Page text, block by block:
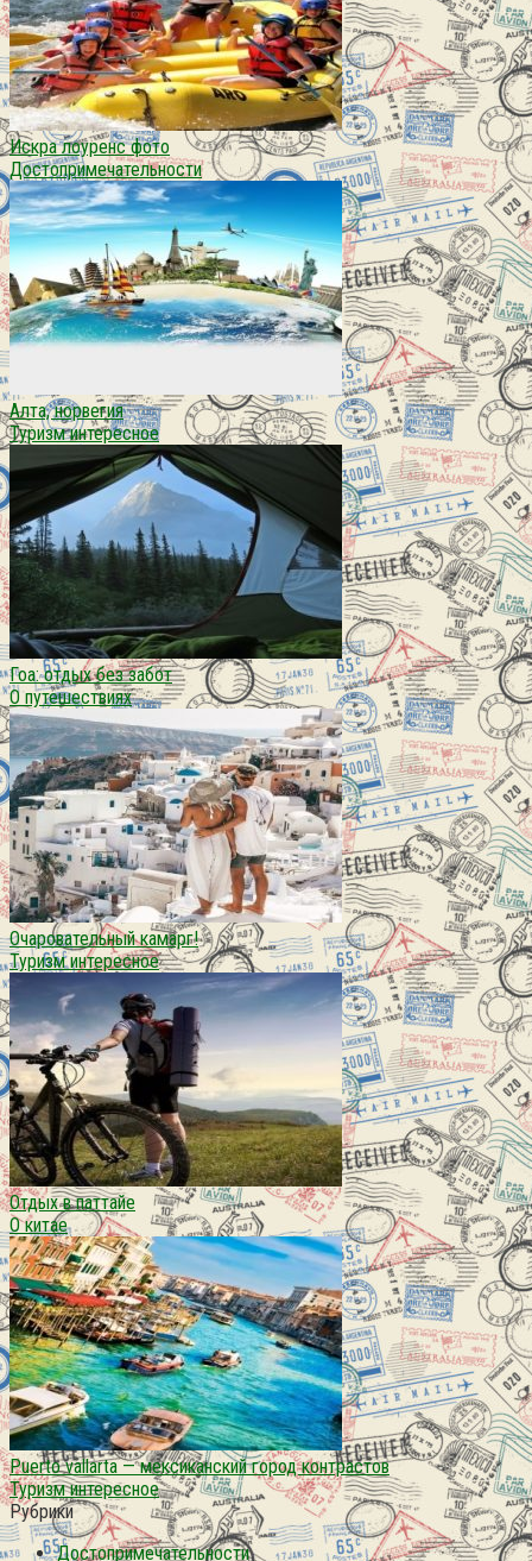
Искра лоуренс фото
Достопримечательности
Алта, норвегия
Туризм интересное
Гоа: отдых без забот
О путешествиях
Очаровательный камарг!
Туризм интересное
Отдых в паттайе
О китае
Puerto vallarta — мексиканский город контрастов
Туризм интересное
Рубрики
Достопримечательности